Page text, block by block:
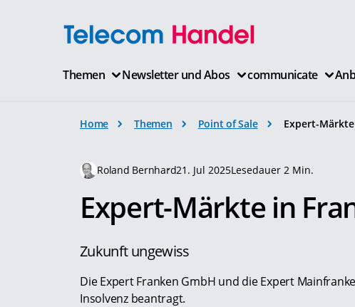
Themen Newsletter und Abos communicate
Home Themen Point of Sale Expert-
Roland Bernhard21. Jul 2025Lesedauer 2 Min.
Expert-Märkte in
Zukunft ungewiss
Die Expert Franken GmbH und die Expert
Insolvenz beantragt.